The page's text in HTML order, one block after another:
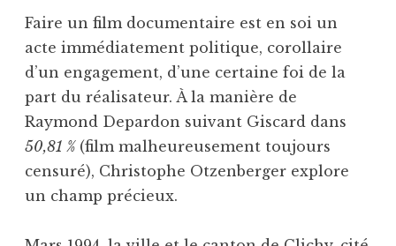
Faire un film documentaire est en soi un
acte immédiatement politique, corollaire
d’un engagement, d’une certaine foi de la
part du réalisateur. À la manière de
Raymond Depardon suivant Giscard dans
50,81 %(film malheureusement toujours
censuré), Christophe Otzenberger explore
un champ précieux.